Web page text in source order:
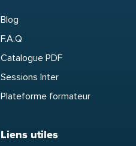
Blog
F.A.Q
Catalogue PDF
Sessions Inter
Plateforme formateur
Liens utiles